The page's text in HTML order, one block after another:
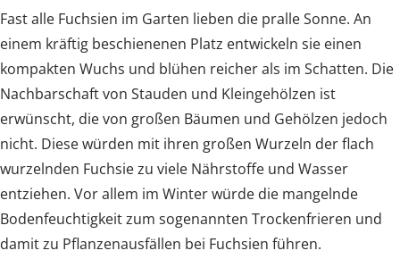
Fast alle Fuchsien im Garten lieben die pralle Sonne. An
einem kräftig beschienenen Platz entwickeln sie einen
kompakten Wuchs und blühen reicher als im Schatten. Die
Nachbarschaft von Stauden und Kleingehölzen ist
erwünscht, die von großen Bäumen und Gehölzen jedoch
nicht. Diese würden mit ihren großen Wurzeln der flach
wurzelnden Fuchsie zu viele Nährstoffe und Wasser
entziehen. Vor allem im Winter würde die mangelnde
Bodenfeuchtigkeit zum sogenannten Trockenfrieren und
damit zu Pflanzenausfällen bei Fuchsien führen.